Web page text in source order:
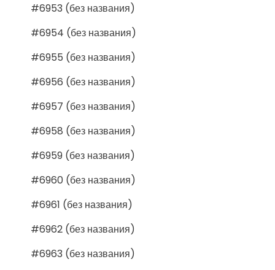
#6953 (без названия)
#6954 (без названия)
#6955 (без названия)
#6956 (без названия)
#6957 (без названия)
#6958 (без названия)
#6959 (без названия)
#6960 (без названия)
#6961 (без названия)
#6962 (без названия)
#6963 (без названия)